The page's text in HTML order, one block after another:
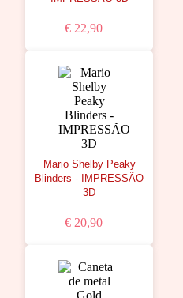
€ 22,90
Mario Shelby Peaky
Blinders - IMPRESSÃO
3D
€ 20,90